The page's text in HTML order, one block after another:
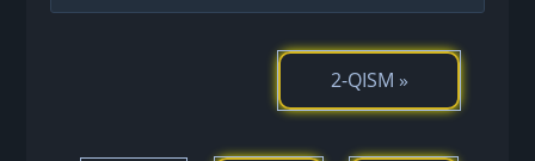
2-QISM »